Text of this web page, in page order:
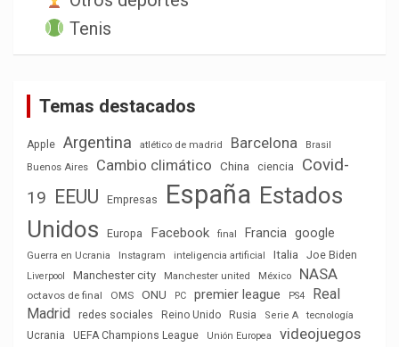
Tenis
Temas destacados
Apple Argentina atlético de madrid Barcelona
Brasil
Buenos Aires
Cambio climático China ciencia
Covid-
19 EEUU Empresas España Estados
Unidos
Europa Facebook final Francia google
Guerra en Ucrania Instagram inteligencia artificial Italia Joe Biden
Liverpool Manchester city Manchester united México NASA
octavos de final OMS ONU PC premier league PS4
Real
Madrid
redes sociales Reino Unido Rusia Serie A
tecnología
Ucrania
UEFA Champions League Unión Europea videojuegos